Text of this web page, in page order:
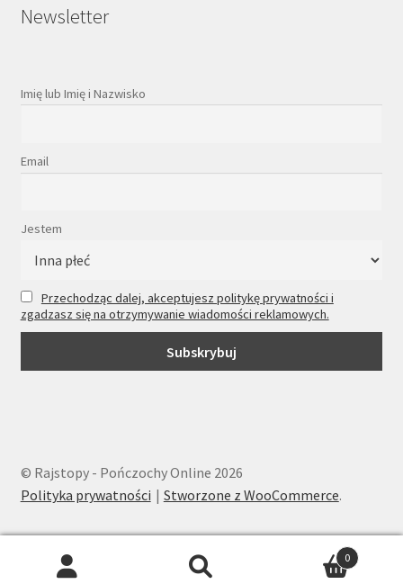
Newsletter
Imię lub Imię i Nazwisko
Email
Jestem
Przechodząc dalej, akceptujesz politykę prywatności i
zgadzasz się na otrzymywanie wiadomości reklamowych.
© Rajstopy - Pończochy Online 2026
Polityka prywatności
Stworzone z WooCommerce.
Wyszukiwarka
0